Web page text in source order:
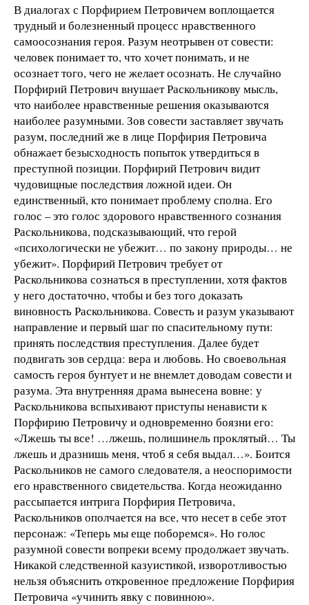
В диалогах с Порфирием Петровичем воплощается
трудный и болезненный процесс нравственного
самоосознания героя. Разум неотрывен от совести:
человек понимает то, что хочет понимать, и не
осознает того, чего не желает осознать. Не случайно
Порфирий Петрович внушает Раскольникову мысль,
что наиболее нравственные решения оказываются
наиболее разумными. Зов совести заставляет звучать
разум, последний же в лице Порфирия Петровича
обнажает безысходность попыток утвердиться в
преступной позиции. Порфирий Петрович видит
чудовищные последствия ложной идеи. Он
единственный, кто понимает проблему сполна. Его
голос – это голос здорового нравственного сознания
Раскольникова, подсказывающий, что герой
«психологически не убежит… по закону природы… не
убежит». Порфирий Петрович требует от
Раскольникова сознаться в преступлении, хотя фактов
у него достаточно, чтобы и без того доказать
виновность Раскольникова. Совесть и разум указывают
направление и первый шаг по спасительному пути:
принять последствия преступления. Далее будет
подвигать зов сердца: вера и любовь. Но своевольная
самость героя бунтует и не внемлет доводам совести и
разума. Эта внутренняя драма вынесена вовне: у
Раскольникова вспыхивают приступы ненависти к
Порфирию Петровичу и одновременно боязни его:
«Лжешь ты все! …лжешь, полишинель проклятый… Ты
лжешь и дразнишь меня, чтоб я себя выдал…». Боится
Раскольников не самого следователя, а неоспоримости
его нравственного свидетельства. Когда неожиданно
рассыпается интрига Порфирия Петровича,
Раскольников ополчается на все, что несет в себе этот
персонаж: «Теперь мы еще поборемся». Но голос
разумной совести вопреки всему продолжает звучать.
Никакой следственной казуистикой, изворотливостью
нельзя объяснить откровенное предложение Порфирия
Петровича «учинить явку с повинною».